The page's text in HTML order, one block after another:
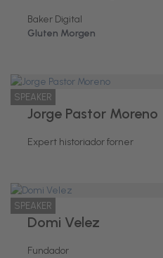
Baker Digital
Gluten Morgen
SPEAKER
Jorge Pastor Moreno
Expert historiador forner
SPEAKER
Domi Velez
Fundador